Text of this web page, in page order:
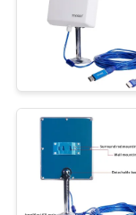
ราคา
แผนผัง
เว็บไซต์
5G